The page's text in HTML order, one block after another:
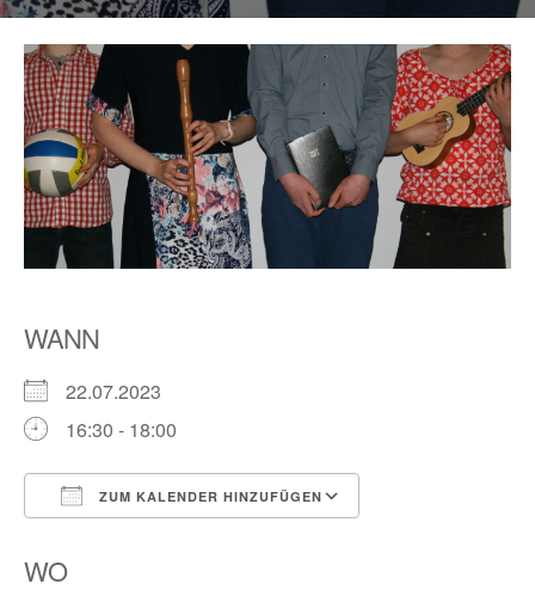
WANN
22.07.2023
16:30 - 18:00
ZUM KALENDER HINZUFÜGEN
WO